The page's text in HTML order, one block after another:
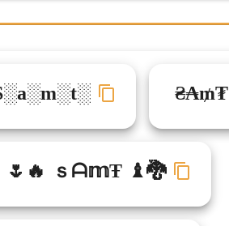
₴₳₥₮
🌷🔥 ｓᗩ𝕞Ŧ ♝🐉